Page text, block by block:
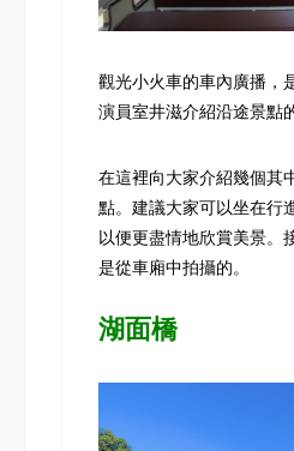
觀光小火車的車內廣播，
演員室井滋介紹沿途景點
在這裡向大家介紹幾個其
點。建議大家可以坐在行
以便更盡情地欣賞美景。
是從車廂中拍攝的。
湖面橋